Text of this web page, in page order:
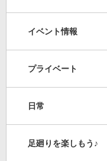
イベント情報
プライベート
日常
足廻りを楽しもう♪